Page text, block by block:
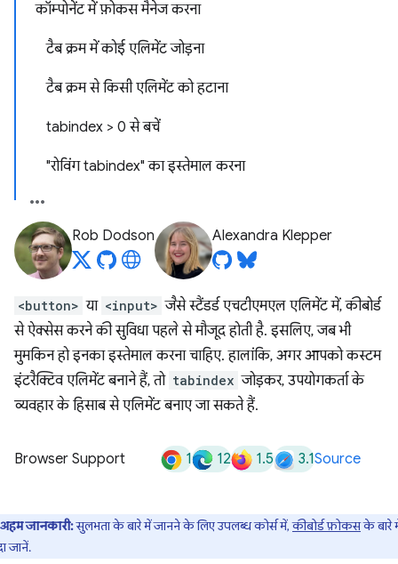
कॉम्पोनेंट में फ़ोकस मैनेज करना
टैब क्रम में कोई एलिमेंट जोड़ना
टैब क्रम से किसी एलिमेंट को हटाना
tabindex > 0 से बचें
"रोविंग tabindex" का इस्तेमाल करना
Rob Dodson Alexandra Klepper
<button> या <input> जैसे स्टैंडर्ड एचटीएमएल एलिमेंट में, कीबोर्ड
से ऐक्सेस करने की सुविधा पहले से मौजूद होती है. इसलिए, जब भी
मुमकिन हो इनका इस्तेमाल करना चाहिए. हालांकि, अगर आपको कस्टम
इंटरैक्टिव एलिमेंट बनाने हैं, तो tabindex जोड़कर, उपयोगकर्ता के
व्यवहार के हिसाब से एलिमेंट बनाए जा सकते हैं.
Browser Support 1 12 1.5 3.1Source
अहम जानकारी:सुलभता के बारे में जानने के लिए उपलब्ध कोर्स में,कीबोर्ड फ़ोकसके बारे
जानें.